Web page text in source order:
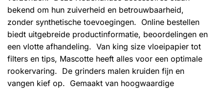
op
de
productpagina
op
de
productpagina
bekend om hun zuiverheid en betrouwbaarheid,
zonder synthetische toevoegingen. Online bestellen
biedt uitgebreide productinformatie, beoordelingen en
een vlotte afhandeling. Van king size vloeipapier tot
filters en tips, Mascotte heeft alles voor een optimale
rookervaring. De grinders malen kruiden fijn en
vangen kief op. Gemaakt van hoogwaardige